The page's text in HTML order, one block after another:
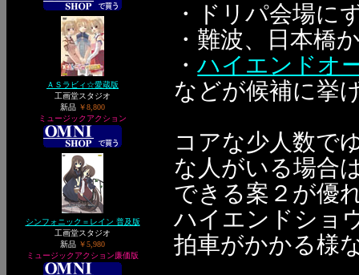
ＡＳラビィ☆愛蔵版
工画堂スタジオ
新品 ￥8,800
ミュージックアクション
シンフォニック＝レイン 普及版
工画堂スタジオ
新品 ￥5,980
ミュージックアクション廉価版
・ドリパ会場に
・難波、日本橋
・ハイエンドオ
などが候補に挙
コアな少人数で
な人がいる場合
できる案２が優
ハイエンドショ
拍車がかかる様